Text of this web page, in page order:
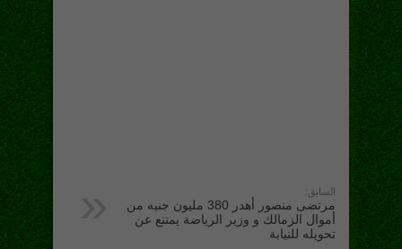
السابق:
مرتضى منصور أهدر 380 مليون جنيه من
أموال الزمالك و وزير الرياضة يمتنع عن
تحويله للنيابة